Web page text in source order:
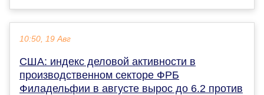
10:50, 19 Авг
США: индекс деловой активности в
производственном секторе ФРБ
Филадельфии в августе вырос до 6.2 против